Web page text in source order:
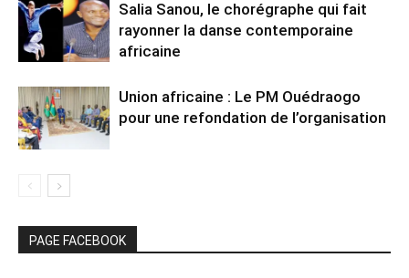
Salia Sanou, le chorégraphe qui fait
rayonner la danse contemporaine
africaine
Union africaine : Le PM Ouédraogo
pour une refondation de l’organisation
PAGE FACEBOOK